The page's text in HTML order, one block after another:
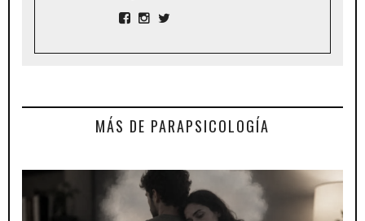
MÁS DE PARAPSICOLOGÍA